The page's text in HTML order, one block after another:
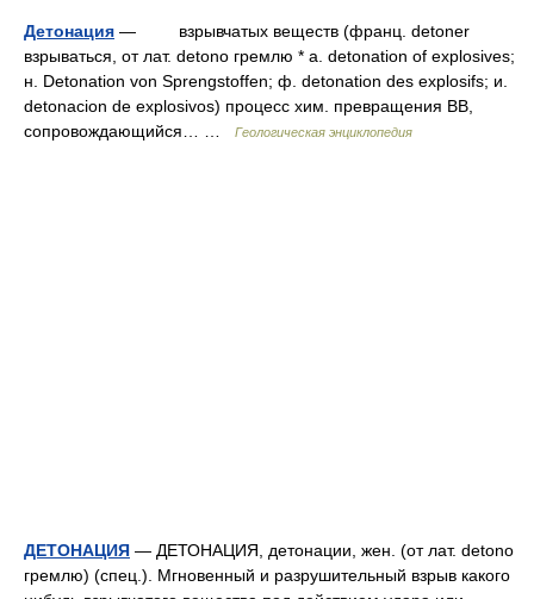
Детонация — взрывчатых веществ (франц. detoner
взрываться, от лат. detono гремлю * a. detonatiоn of explosives;
н. Detonation von Sprengstoffen; ф. detonation des explosifs; и.
detonacion de explosivos) процесс хим. превращения ВВ,
сопровождающийся… …
Геологическая энциклопедия
ДЕТОНАЦИЯ — ДЕТОНАЦИЯ, детонации, жен. (от лат. detono
гремлю) (спец.). Мгновенный и разрушительный взрыв какого